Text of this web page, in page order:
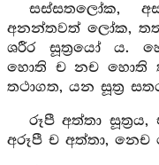
සස්සතලෝක,
අනන්තවත් ලෝක,
ශරීර සූත්‍රයෝ ය.
හොති ච නච හොති
තථාගත, යන සූත්‍ර
රූපී අත්තා
අරූපී ච අත්තා, නෙච